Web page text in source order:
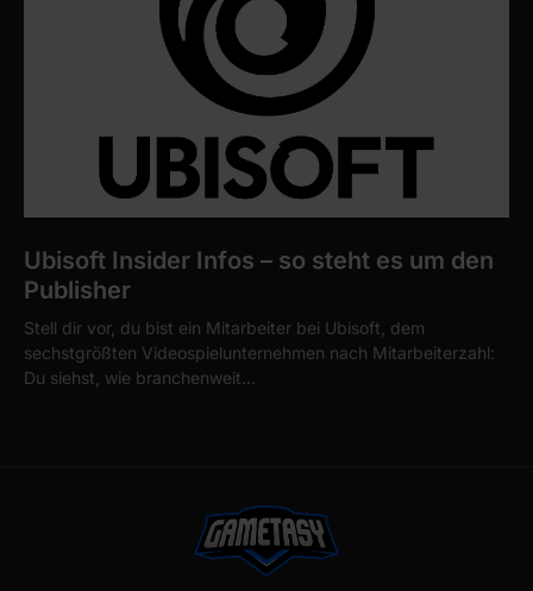
Ubisoft Insider Infos – so steht es um den
Publisher
Stell dir vor, du bist ein Mitarbeiter bei Ubisoft, dem
sechstgrößten Videospielunternehmen nach Mitarbeiterzahl:
Du siehst, wie branchenweit…